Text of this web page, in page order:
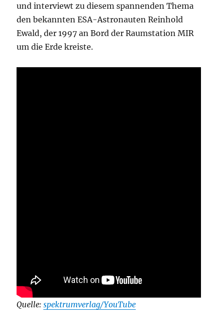
und interviewt zu diesem spannenden Thema
den bekannten ESA-Astronauten Reinhold
Ewald, der 1997 an Bord der Raumstation MIR
um die Erde kreiste.
Quelle:spektrumverlag/YouTube